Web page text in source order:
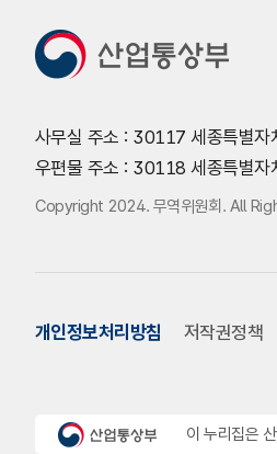
사무실 주소 : 30117 세종특별
우편물 주소 : 30118 세종특별자
Copyright 2024. 무역위원회. All
개인정보처리방침 저작권정책
이 누리집은